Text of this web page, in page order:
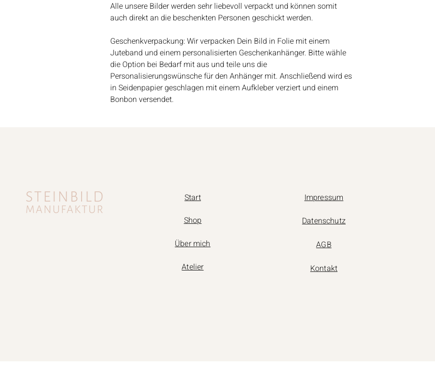
Alle unsere Bilder werden sehr liebevoll verpackt und können somit
auch direkt an die beschenkten Personen geschickt werden.
Geschenkverpackung: Wir verpacken Dein Bild in Folie mit einem
Juteband und einem personalisierten Geschenkanhänger. Bitte wähle
die Option bei Bedarf mit aus und teile uns die
Personalisierungswünsche für den Anhänger mit. Anschließend wird es
in Seidenpapier geschlagen mit einem Aufkleber verziert und einem
Bonbon versendet.
Shop
Start
Über mich
Atelier
Datenschutz
Impressum
AGB
Kontakt